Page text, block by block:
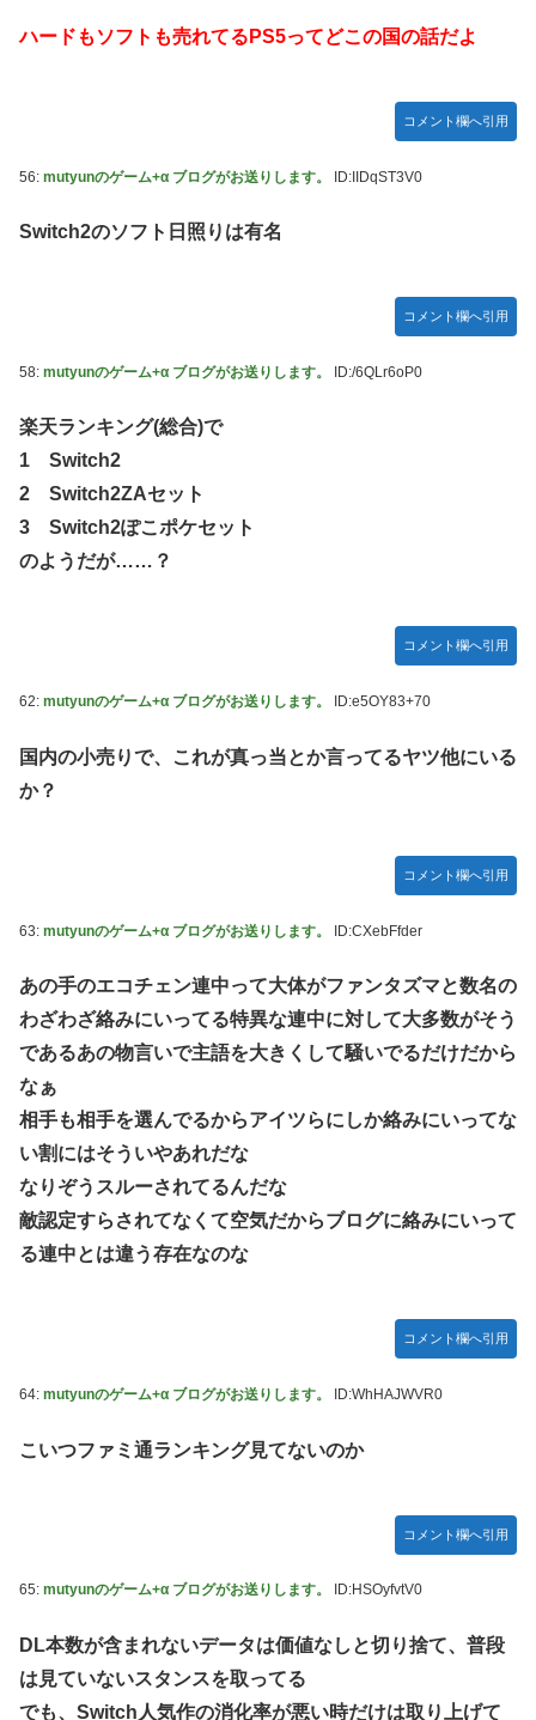
ハードもソフトも売れてるPS5ってどこの国の話だよ
コメント欄へ引用
56: mutyunのゲーム+α ブログがお送りします。 ID:IIDqST3V0
Switch2のソフト日照りは有名
コメント欄へ引用
58: mutyunのゲーム+α ブログがお送りします。 ID:/6QLr6oP0
楽天ランキング(総合)で
1 Switch2
2 Switch2ZAセット
3 Switch2ぽこポケセット
のようだが……？
コメント欄へ引用
62: mutyunのゲーム+α ブログがお送りします。 ID:e5OY83+70
国内の小売りで、これが真っ当とか言ってるヤツ他にいる
か？
コメント欄へ引用
63: mutyunのゲーム+α ブログがお送りします。 ID:CXebFfder
あの手のエコチェン連中って大体がファンタズマと数名の
わざわざ絡みにいってる特異な連中に対して大多数がそう
であるあの物言いで主語を大きくして騒いでるだけだから
なぁ
相手も相手を選んでるからアイツらにしか絡みにいってな
い割にはそういやあれだな
なりぞうスルーされてるんだな
敵認定すらされてなくて空気だからブログに絡みにいって
る連中とは違う存在なのな
コメント欄へ引用
64: mutyunのゲーム+α ブログがお送りします。 ID:WhHAJWVR0
こいつファミ通ランキング見てないのか
コメント欄へ引用
65: mutyunのゲーム+α ブログがお送りします。 ID:HSOyfvtV0
DL本数が含まれないデータは価値なしと切り捨て、普段
は見ていないスタンスを取ってる
でも、Switch人気作の消化率が悪い時だけは取り上げて